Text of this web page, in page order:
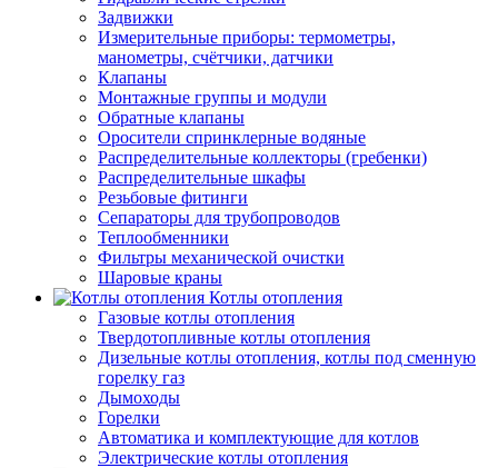
Задвижки
Измерительные приборы: термометры,
манометры, счётчики, датчики
Клапаны
Монтажные группы и модули
Обратные клапаны
Оросители спринклерные водяные
Распределительные коллекторы (гребенки)
Распределительные шкафы
Резьбовые фитинги
Сепараторы для трубопроводов
Теплообменники
Фильтры механической очистки
Шаровые краны
Котлы отопления
Газовые котлы отопления
Твердотопливные котлы отопления
Дизельные котлы отопления, котлы под сменную
горелку газ
Дымоходы
Горелки
Автоматика и комплектующие для котлов
Электрические котлы отопления